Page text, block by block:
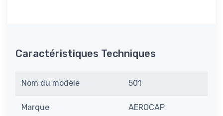
Caractéristiques Techniques
Nom du modèle 501
Marque AEROCAP